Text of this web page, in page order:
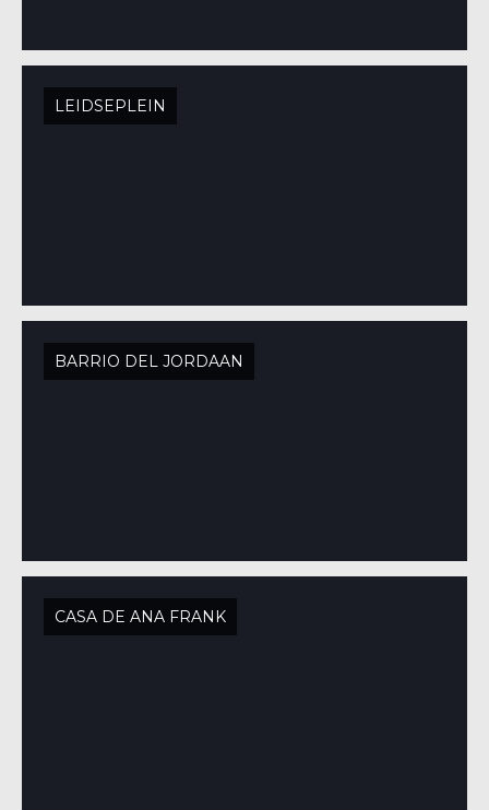
LEIDSEPLEIN
BARRIO DEL JORDAAN
CASA DE ANA FRANK